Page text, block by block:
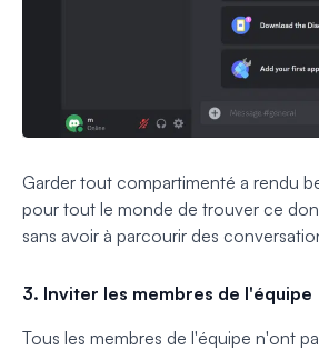
Garder tout compartimenté a rendu
pour tout le monde de trouver ce
sans avoir à parcourir des
3. Inviter les membres de l'équipe
Tous les membres de l'équipe n'ont